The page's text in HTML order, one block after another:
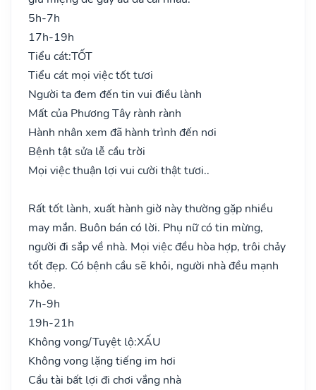
5h-7h
17h-19h
Tiểu cát:TỐT
Tiểu cát mọi việc tốt tươi
Người ta đem đến tin vui điều lành
Mất của Phương Tây rành rành
Hành nhân xem đã hành trình đến nơi
Bệnh tật sửa lễ cầu trời
Mọi việc thuận lợi vui cười thật tươi..
Rất tốt lành, xuất hành giờ này thường gặp nhiều
may mắn. Buôn bán có lời. Phụ nữ có tin mừng,
người đi sắp về nhà. Mọi việc đều hòa hợp, trôi chảy
tốt đẹp. Có bệnh cầu sẽ khỏi, người nhà đều mạnh
khỏe.
7h-9h
19h-21h
Không vong/Tuyệt lộ:XẤU
Không vong lặng tiếng im hơi
Cầu tài bất lợi đi chơi vắng nhà